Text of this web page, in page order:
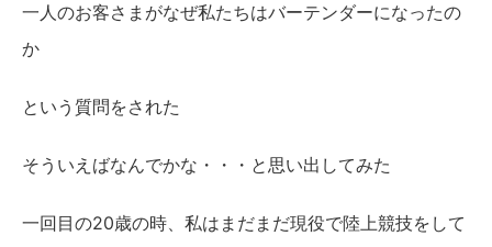
一人のお客さまがなぜ私たちはバーテンダーになったの
か
という質問をされた
そういえばなんでかな・・・と思い出してみた
一回目の20歳の時、私はまだまだ現役で陸上競技をして